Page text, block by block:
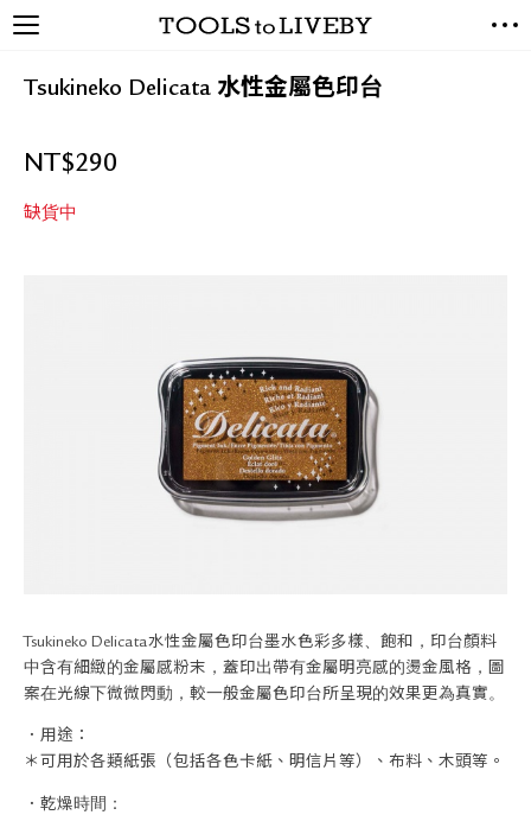
Tsukineko Delicata 水性金屬色印台
NT$290
缺貨中
Tsukineko Delicata水性金屬色印台墨水色彩多樣、飽和，印台顏料
中含有細緻的金屬感粉末，蓋印出帶有金屬明亮感的燙金風格，圖
案在光線下微微閃動，較一般金屬色印台所呈現的效果更為真實。
．用途：
＊可用於各類紙張（包括各色卡紙、明信片等）、布料、木頭等。
．乾燥時間：
EXCLUSIVES
LIVING TOOLS
關於我們
媒體報導
禮拜據點
經銷代理商
聯絡我們
網站地圖